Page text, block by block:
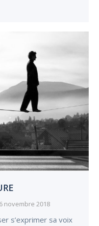
6 novembre 2018
s’exprimer sa voix